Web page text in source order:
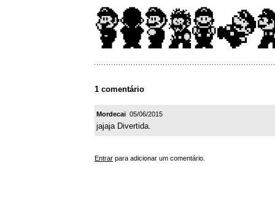
1 comentário
Mordecai 05/06/2015
jajaja Divertida.
Entrar para adicionar um comentário.